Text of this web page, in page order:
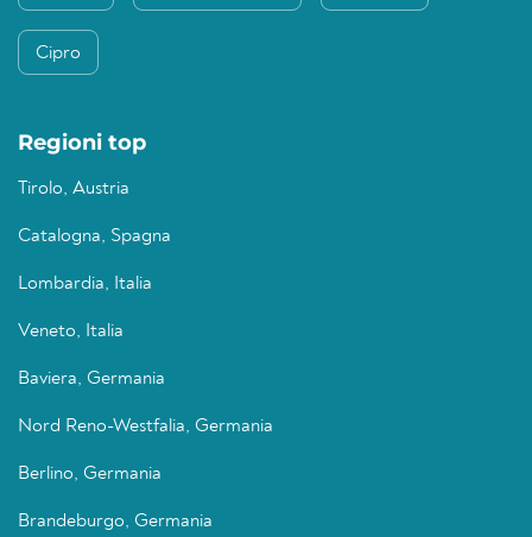
Cipro
Regioni top
Tirolo, Austria
Catalogna, Spagna
Lombardia, Italia
Veneto, Italia
Baviera, Germania
Nord Reno-Westfalia, Germania
Berlino, Germania
Brandeburgo, Germania